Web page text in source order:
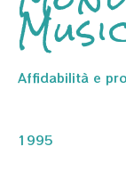
Affidabilità e
1995